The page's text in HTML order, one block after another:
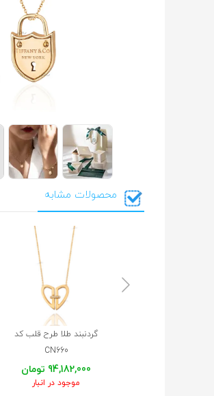
محصولات مشابه
گردنبند طلا طرح قلب کد
CN660
94,182,000 تومان
موجود در انبار